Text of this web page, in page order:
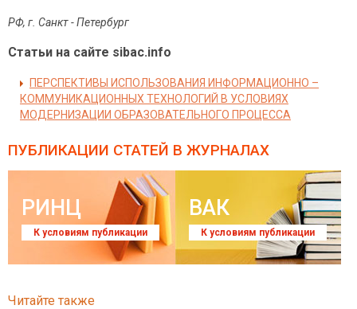
РФ, г. Санкт - Петербург
Статьи на сайте sibac.info
ПЕРСПЕКТИВЫ ИСПОЛЬЗОВАНИЯ ИНФОРМАЦИОННО –
КОММУНИКАЦИОННЫХ ТЕХНОЛОГИЙ В УСЛОВИЯХ
МОДЕРНИЗАЦИИ ОБРАЗОВАТЕЛЬНОГО ПРОЦЕССА
ПУБЛИКАЦИИ СТАТЕЙ В ЖУРНАЛАХ
РИНЦ
К условиям публикации
ВАК
К условиям публикации
Читайте также